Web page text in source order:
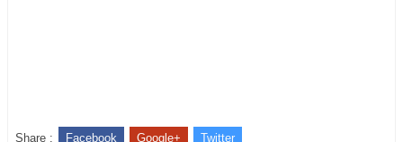
Share : Facebook Google+ Twitter